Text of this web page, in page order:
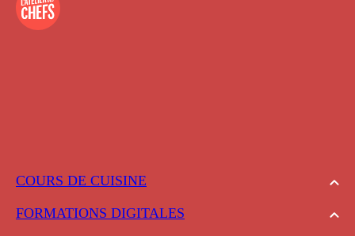
COURS DE CUISINE
FORMATIONS DIGITALES